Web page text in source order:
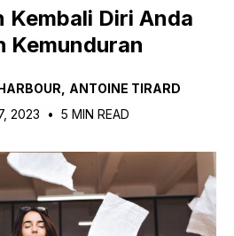
Kembali Diri Anda
Kemunduran
ANTOINE TIRARD
2023
• 5 MIN READ